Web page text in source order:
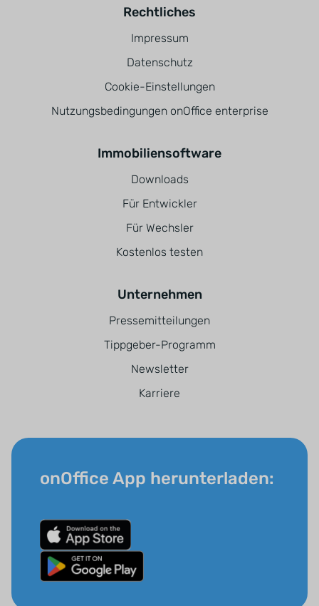
Rechtliches
Impressum
Datenschutz
Cookie-Einstellungen
Nutzungsbedingungen onOffice enterprise
Immobiliensoftware
Downloads
Für Entwickler
Für Wechsler
Kostenlos testen
Unternehmen
Pressemitteilungen
Tippgeber-Programm
Newsletter
Karriere
onOffice App herunterladen: